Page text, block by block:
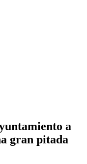
a
gran pitada